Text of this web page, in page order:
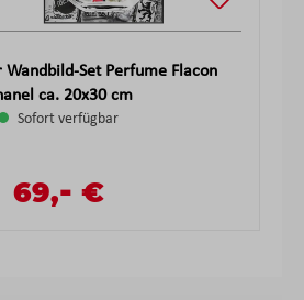
Wandbild-Set Perfume Flacon
ca. 20x30 cm
Sofort verfügbar
Regulärer Preis:
Verkaufspreis:
69,- €